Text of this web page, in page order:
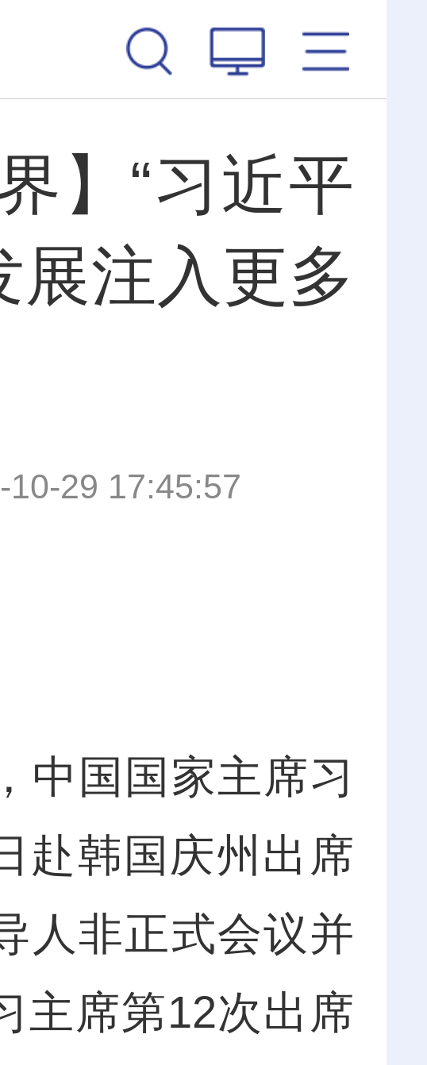
】“习近平
展注入更多
10-29 17:45:57
国国家主席习
赴韩国庆州出席
人非正式会议并
主席第12次出席